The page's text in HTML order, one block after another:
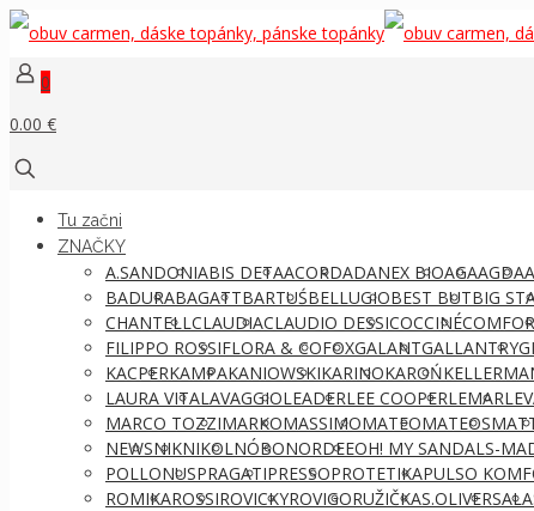
0
0.00 €
Tu začni
ZNAČKY
A.SANDONIABIS DETAACORDADANEX BIOAGAAGDA
BADURABAGATTBARTUŚBELLUGIOBEST BUTBIG
CHANTELLCLAUDIACLAUDIO DESSICOCCINÉ
FILIPPO ROSSIFLORA & COFOXGALANTGALLANTRY
KACPERKAMPAKANIOWSKIKARINOKAROŃ
LAURA VITALAVAGGIOLEADERLEE COOPERLEMAR
MARCO TOZZIMARKOMASSIMOMATEOMATEOS
NEWSNIKNIKOLNÓBONORDEEOH! MY SANDALS-
POLLONUSPRAGATIPRESSOPROTETIKAPULSO
ROMIKAROSSIROVICKYROVIGORUŽIČKAS.OLIVERSALA